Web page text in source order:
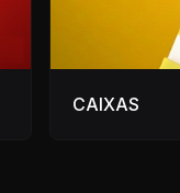
CAIXAS